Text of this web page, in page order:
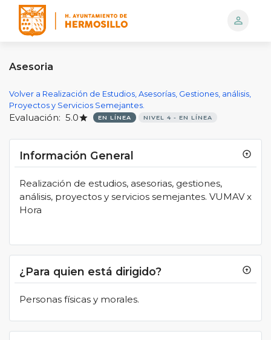
person_outline
Asesoria
Volver a Realización de Estudios, Asesorías, Gestiones, análisis,
Proyectos y Servicios Semejantes.
Evaluación: 5.0star EN LÍNEA NIVEL 4 - EN LÍNEA
Información General arrow_circle_up
Realización de estudios, asesorias, gestiones,
análisis, proyectos y servicios semejantes. VUMAV x
Hora
¿Para quien está dirigido? arrow_circle_up
Personas físicas y morales.